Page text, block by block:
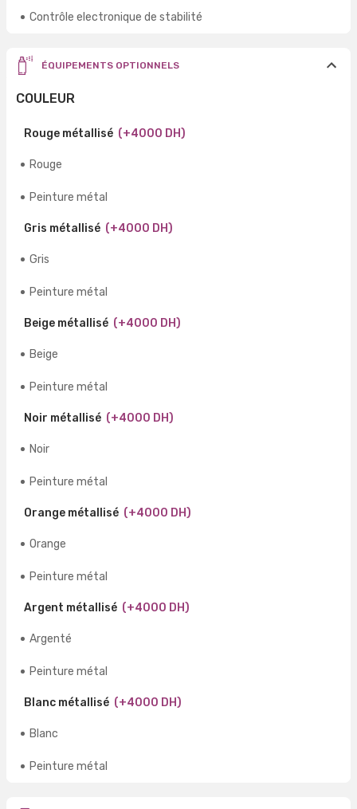
Contrôle electronique de stabilité
ÉQUIPEMENTS OPTIONNELS
COULEUR
Rouge métallisé (+4000 DH)
Rouge
Peinture métal
Gris métallisé (+4000 DH)
Gris
Peinture métal
Beige métallisé (+4000 DH)
Beige
Peinture métal
Noir métallisé (+4000 DH)
Noir
Peinture métal
Orange métallisé (+4000 DH)
Orange
Peinture métal
Argent métallisé (+4000 DH)
Argenté
Peinture métal
Blanc métallisé (+4000 DH)
Blanc
Peinture métal